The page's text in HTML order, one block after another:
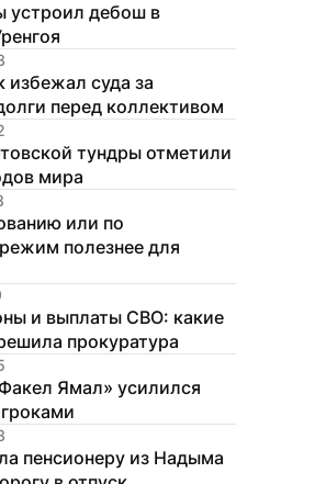
устроил дебош в
избежал суда за
перед коллективом
тундры отметили
мира
или по
полезнее для
и выплаты СВО: какие
прокуратура
Ямал» усилился
пенсионеру из Надыма